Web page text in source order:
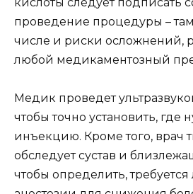
проведение процедуры –
числе и риски осложнений,
любой медикаментозный
Медик проведет
чтобы точно установить, где
инъекцию. Кроме того, врач
обследует сустав и
чтобы определить,